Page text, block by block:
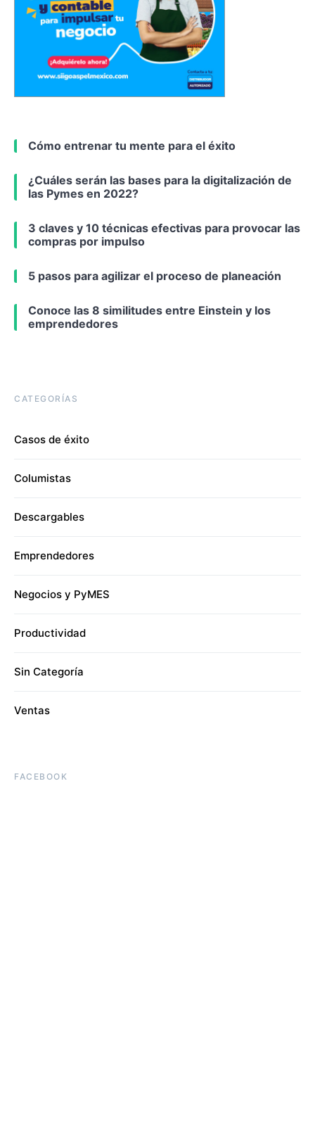
Cómo entrenar tu mente para el éxito
¿Cuáles serán las bases para la digitalización de
las Pymes en 2022?
3 claves y 10 técnicas efectivas para provocar las
compras por impulso
5 pasos para agilizar el proceso de planeación
Conoce las 8 similitudes entre Einstein y los
emprendedores
CATEGORÍAS
Casos de éxito
Columistas
Descargables
Emprendedores
Negocios y PyMES
Productividad
Sin Categoría
Ventas
FACEBOOK